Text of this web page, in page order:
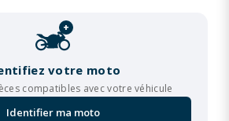
+
votre moto
compatibles avec votre véhicule
Identifier ma moto